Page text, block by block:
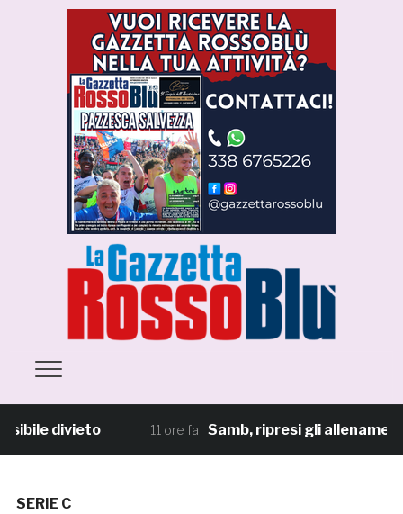
divieto 11 ore fa Samb, ripresi gli allenamenti:
SERIE C